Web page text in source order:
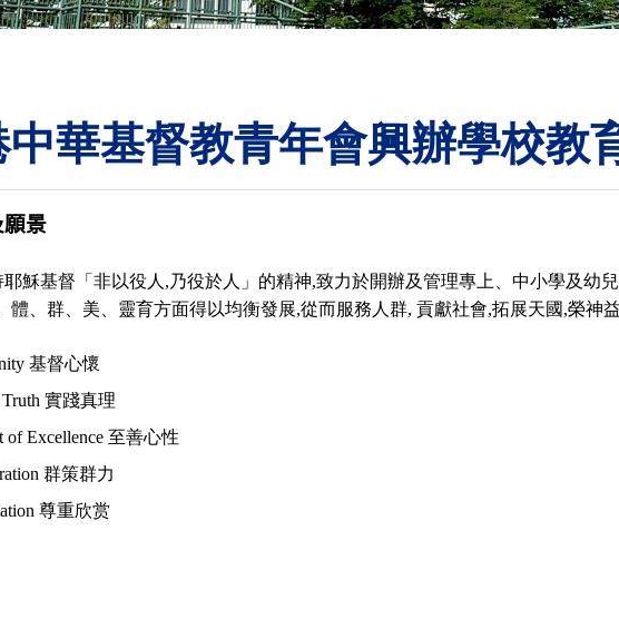
華基督教青年會興辦學校教
願景
耶穌基督「非以役人,乃役於人」的精神,致力於開辦及管理專上、中小學及幼
體、群、美、靈育方面得以均衡發展,從而服務人群, 貢獻社會,拓展天國,榮神
基督心懷
實踐真理
of Excellence 至善心性
群策群力
尊重欣赏